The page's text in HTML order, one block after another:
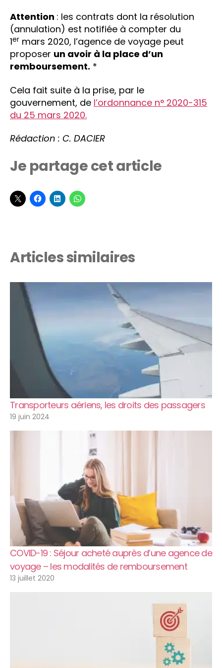
Attention : les contrats dont la résolution
(annulation) est notifiée à compter du
1er mars 2020, l’agence de voyage peut
proposer un avoir à la place d’un
remboursement. *
Cela fait suite à la prise, par le
gouvernement, de l’ordonnance n° 2020-315
du 25 mars 2020.
Rédaction : C. DACIER
Je partage cet article
Articles similaires
Transporteurs aériens, les droits des passagers
19 juin 2024
COVID-19 : Séjour acheté auprès d’une agence de
voyage – les modalités de remboursement
13 juillet 2020